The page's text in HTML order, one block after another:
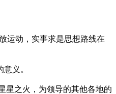
运动，实事求是思想路线在
义。
星之火，为领导的其他各地的